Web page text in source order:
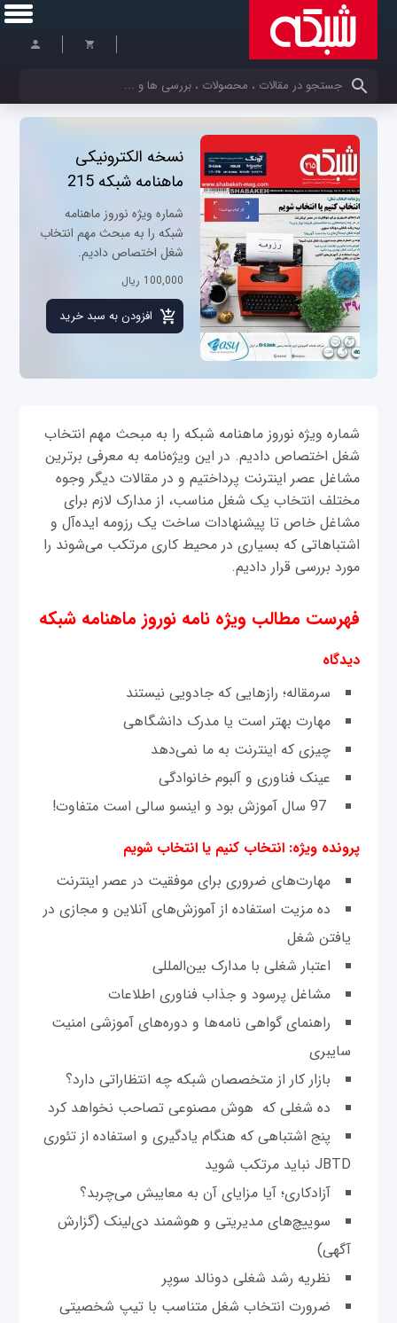
کلمات کلیدی خود را وارد کنید
نسخه الکترونیکی
ماهنامه شبکه 215
شماره ویژه نوروز ماهنامه
شبکه را به مبحث مهم انتخاب
شغل اختصاص دادیم.
100,000 ریال
شماره ویژه نوروز ماهنامه شبکه را به مبحث مهم انتخاب
شغل اختصاص دادیم. در این ویژه‌نامه به معرفی برترین
مشاغل عصر اینترنت پرداختیم و در مقالات دیگر وجوه
مختلف انتخاب یک شغل مناسب، از مدارک لازم برای
مشاغل خاص تا پیشنهادات ساخت یک رزومه ایده‌آل و
اشتباهاتی که بسیاری در محیط کاری مرتکب می‌شوند را
مورد بررسی قرار دادیم.
فهرست مطالب ویژه نامه نوروز ماهنامه شبکه
دیدگاه
سرمقاله؛ رازهايی که جادویی نيستند
مهارت بهتر است يا مدرک دانشگاهی
چيزی که اينترنت به ما نمی‌دهد
عينک فناوری و آلبوم خانوادگی
97 سال آموزش بود و اينسو سالی است متفاوت!
پرونده ویژه: انتخاب کنیم یا انتخاب شویم
مهارت‌های ضروری برای موفقيت در عصر اينترنت
ده مزيت استفاده از آموزش‌های آنلاين و مجازی در
يافتن شغل
اعتبار شغلی با مدارک بين‌المللی
مشاغل پرسود و جذاب فناوری اطلاعات
راهنمای گواهی نامه‌ها و دوره‌های آموزشی امنيت
سايبری
بازار کار از متخصصان شبکه چه انتظاراتی دارد؟
ده شغلی که هوش مصنوعی تصاحب نخواهد کرد
پنج اشتباهی که هنگام يادگيری و استفاده از تئوری
JBTD نبايد مرتکب شويد
آزادکاری؛ آيا مزايای آن به معايبش می‌چربد؟
سوييچ‌های مديريتی و هوشمند دی‌لينک (گزارش
آگهی)
نظريه رشد شغلی دونالد سوپر
ضرورت انتخاب شغل متناسب با تيپ شخصيتی